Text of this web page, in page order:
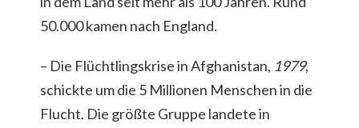
50.000 kamen nach England.
– Die Flüchtlingskrise in Afghanistan, 1979,
schickte um die 5 Millionen Menschen in die
Flucht. Die größte Gruppe landete in